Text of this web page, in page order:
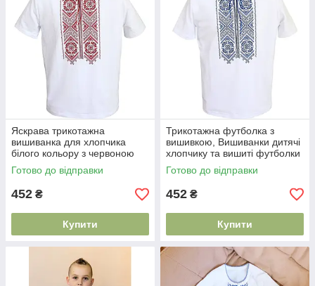
Яскрава трикотажна
вишиванка для хлопчика
білого кольору з червоною
вишивкою, Вишиванка
трикотажна дитяча
Готово до відправки
452 ₴
Купити
Трикотажна футболка з
вишивкою, Вишиванки дитячі
хлопчику та вишиті футболки
Готово до відправки
452 ₴
Купити